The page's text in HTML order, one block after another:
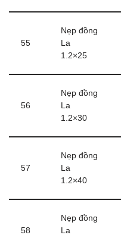
55
Nẹp đồng
La
1.2×25
56
Nẹp đồng
La
1.2×30
57
Nẹp đồng
La
1.2×40
58
Nẹp đồng
La